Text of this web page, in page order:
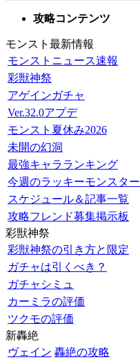
攻略コンテンツ
モンスト最新情報
モンストニュース速報
彩獣神祭
アゲインガチャ
Ver.32.0アプデ
モンスト夏休み2026
未開の幻洞
最強キャラランキング
今週のラッキーモンスター
スケジュール＆記事一覧
攻略フレンド募集掲示板
彩獣神祭
彩獣神祭の引き方と限定
ガチャは引くべき？
ガチャシミュ
カーミラの評価
ツクモの評価
新轟絶
ヴェイン 轟絶の攻略